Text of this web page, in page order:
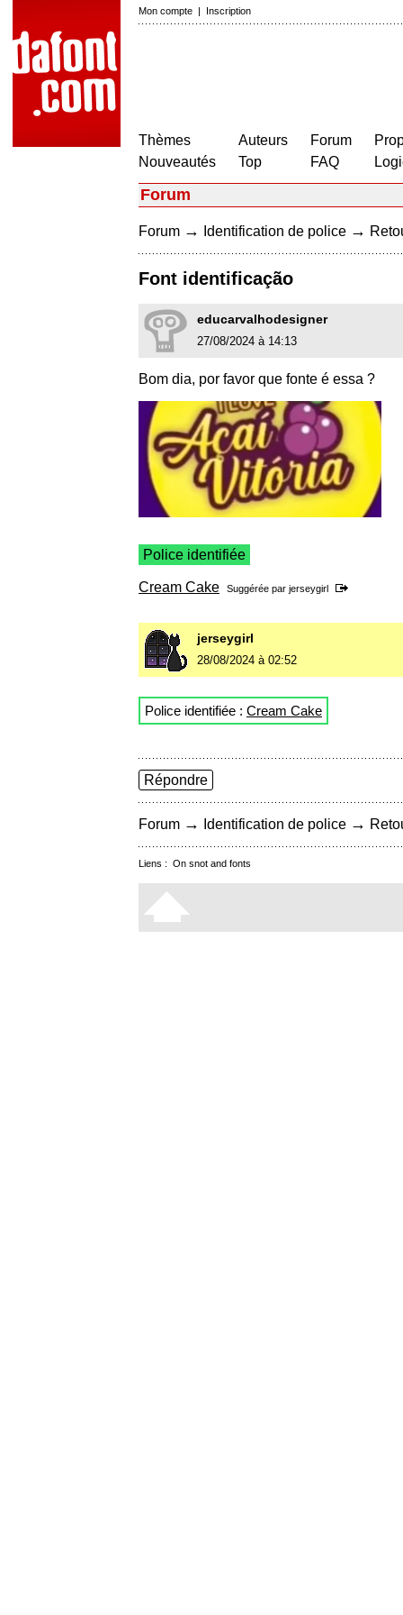
Mon compte | Inscription
Thèmes
Nouveautés
Auteurs
Top
Forum
FAQ
Forum
Forum → Identification de police →
Font identificação
educarvalhodesigner
27/08/2024 à 14:13
Bom dia, por favor que fonte é essa ?
Police identifiée
Cream Cake Suggérée par jerseygirl
jerseygirl
28/08/2024 à 02:52
Police identifiée : Cream Cake
Répondre
Forum → Identification de police →
Liens : On snot and fonts